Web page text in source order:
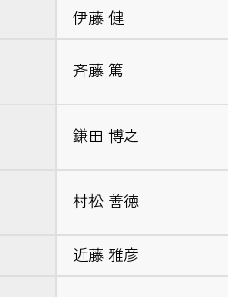
伊藤 健
斉藤 篤
鎌田 博之
村松 善徳
近藤 雅彦